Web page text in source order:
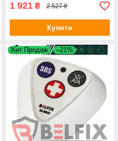
1 921 ₴ 2 527 ₴
Купити
Хит Продаж –21%